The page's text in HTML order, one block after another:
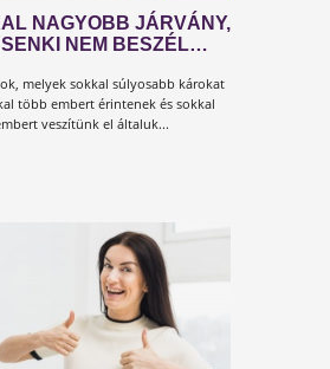
VAGY
várjuk a megoldást.